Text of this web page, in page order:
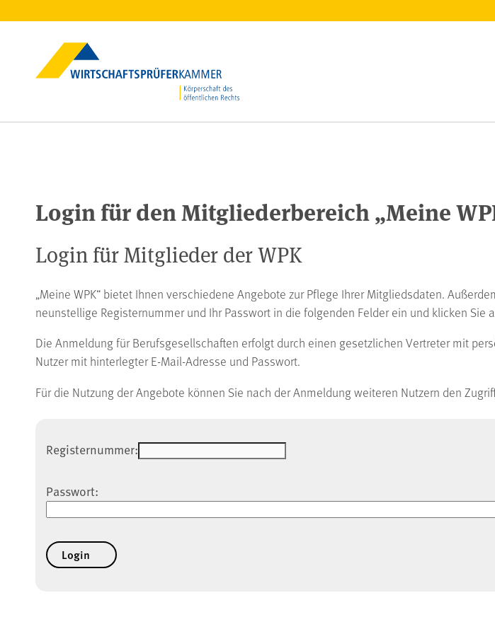
Login für den Mitgliederbereich „Meine
Login für Mitglieder der WPK
„Meine WPK“ bietet Ihnen verschiedene Angebote zur Pflege Ihrer Mitgliedsdaten.
neunstellige Registernummer und Ihr Passwort in die folgenden Felder ein und klicken Sie
Die Anmeldung für Berufsgesellschaften erfolgt durch einen gesetzlichen Vertreter mit
Nutzer mit hinterlegter E-Mail-Adresse und Passwort.
Für die Nutzung der Angebote können Sie nach der Anmeldung weiteren Nutzern den
Registernummer:
Passwort: